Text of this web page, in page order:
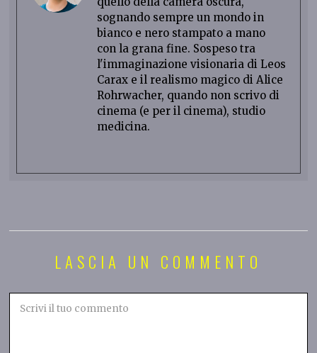
sognando sempre un mondo in
bianco e nero stampato a mano
con la grana fine. Sospeso tra
l'immaginazione visionaria di Leos
Carax e il realismo magico di Alice
Rohrwacher, quando non scrivo di
cinema (e per il cinema), studio
medicina.
LASCIA UN COMMENTO